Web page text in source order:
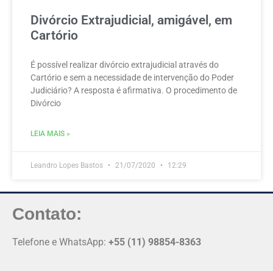
Divórcio Extrajudicial, amigável, em
Cartório
É possível realizar divórcio extrajudicial através do
Cartório e sem a necessidade de intervenção do Poder
Judiciário? A resposta é afirmativa. O procedimento de
Divórcio
LEIA MAIS »
Leandro Lopes Bastos 21/07/2020 12:29
Contato:
Telefone e WhatsApp: +55 (11) 98854-8363